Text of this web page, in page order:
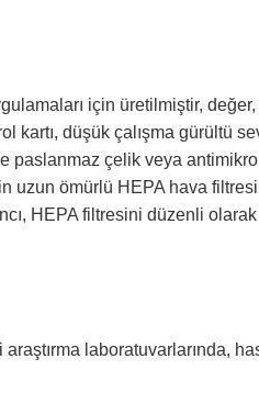
için üretilmiştir,
kartı, düşük çalışma gürültü
paslanmaz çelik veya
uzun ömürlü HEPA hava
HEPA filtresini düzenli olarak
araştırma laboratuvarlarında,